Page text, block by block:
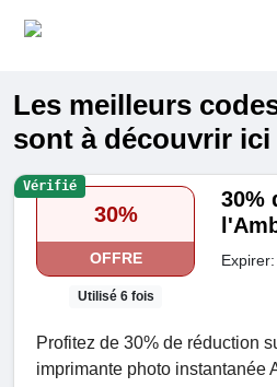
Les meilleurs
sont à découvrir ici
30%
OFFRE
Utilisé 6 fois
30%
Profitez de 30% de réduction
imprimante photo instantanée
Vérifié